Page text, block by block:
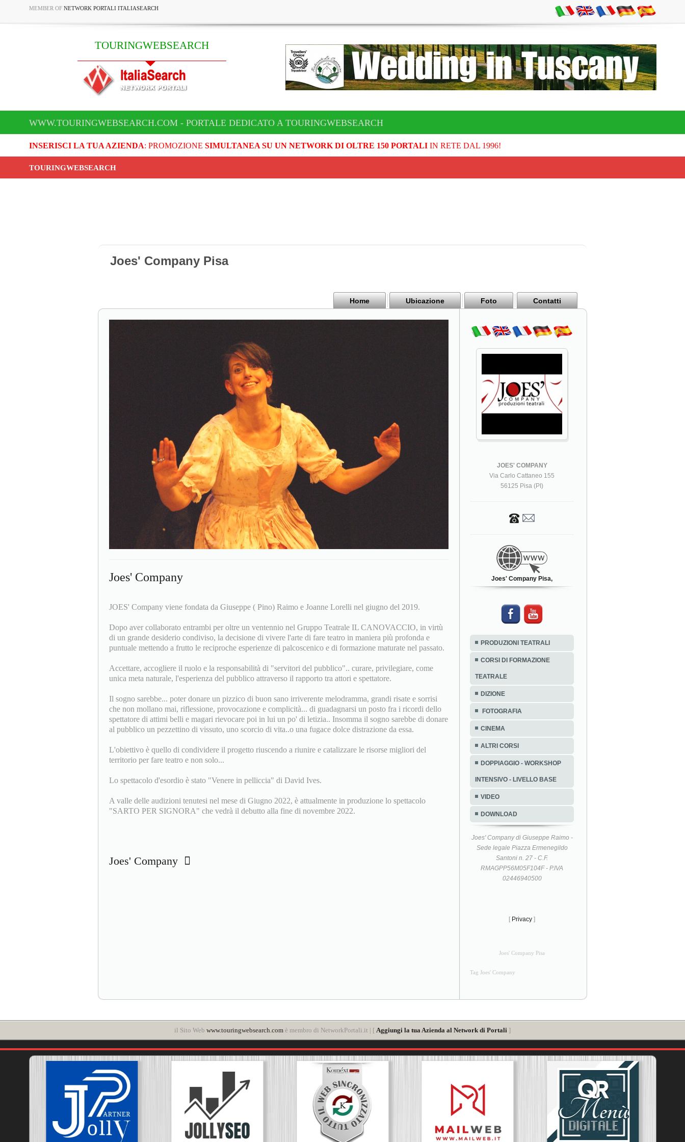
MEMBER OF NETWORK PORTALI ITALIASEARCH
TOURINGWEBSEARCH
WWW.TOURINGWEBSEARCH.COM - PORTALE DEDICATO A TOURINGWEBSEARCH
INSERISCI LA TUA AZIENDA: PROMOZIONE SIMULTANEA SU UN NETWORK DI OLTRE 150 PORTALIIN RETE DAL 1996!
TOURINGWEBSEARCH
Joes' Company Pisa
Home Ubicazione Foto Contatti
Joes' Company
JOES' Company viene fondata da Giuseppe ( Pino) Raimo e Joanne Lorelli nel giugno del 2019.
Dopo aver collaborato entrambi per oltre un ventennio nel Gruppo Teatrale IL CANOVACCIO, in virtù
di un grande desiderio condiviso, la decisione di vivere l'arte di fare teatro in maniera più profonda e
puntuale mettendo a frutto le reciproche esperienze di palcoscenico e di formazione maturate nel passato.
Accettare, accogliere il ruolo e la responsabilità di "servitori del pubblico".. curare, privilegiare, come
unica meta naturale, l'esperienza del pubblico attraverso il rapporto tra attori e spettatore.
Il sogno sarebbe... poter donare un pizzico di buon sano irriverente melodramma, grandi risate e sorrisi
che non mollano mai, riflessione, provocazione e complicità... di guadagnarsi un posto fra i ricordi dello
spettatore di attimi belli e magari rievocare poi in lui un po' di letizia.. Insomma il sogno sarebbe di donare
al pubblico un pezzettino di vissuto, uno scorcio di vita..o una fugace dolce distrazione da essa.
L'obiettivo è quello di condividere il progetto riuscendo a riunire e catalizzare le risorse migliori del
territorio per fare teatro e non solo...
Lo spettacolo d'esordio è stato "Venere in pelliccia" di David Ives.
A valle delle audizioni tenutesi nel mese di Giugno 2022, è attualmente in produzione lo spettacolo
"SARTO PER SIGNORA" che vedrà il debutto alla fine di novembre 2022.
Joes' Company
JOES' COMPANY
Via Carlo Cattaneo 155
56125 Pisa (PI)
Joes' Company Pisa,
PRODUZIONI TEATRALI
CORSI DI FORMAZIONE
TEATRALE
DIZIONE
FOTOGRAFIA
CINEMA
ALTRI CORSI
DOPPIAGGIO - WORKSHOP
INTENSIVO - LIVELLO BASE
VIDEO
DOWNLOAD
Joes' Company di Giuseppe Raimo -
Sede legale Piazza Ermenegildo
Santoni n. 27 - C.F.
RMAGPP56M05F104F - P.IVA
02446940500
[ Privacy ]
Joes' Company Pisa
Tag Joes' Company
il Sito Web www.touringwebsearch.com è membro di NetworkPortali.it | [ Aggiungi la tua Azienda al Network di Portali ]